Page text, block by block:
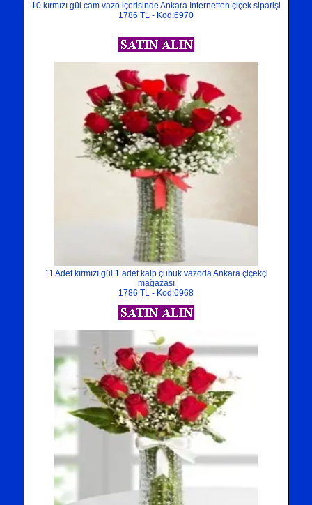
10 kırmızı gül cam vazo içerisinde Ankara İnternetten çiçek siparişi
1786 TL - Kod:6970
11 Adet kırmızı gül 1 adet kalp çubuk vazoda Ankara çiçekçi
mağazası
1786 TL - Kod:6968